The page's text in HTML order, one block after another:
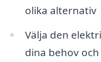
olika alternativ
Välja den
dina behov